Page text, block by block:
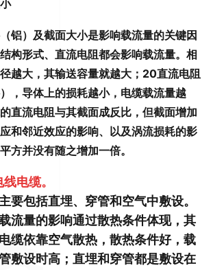
铝）及截面大小是影响载流量的关键因
构形式、直流电阻都会影响载流量。相
越大，其输送容量就越大；20直流电阻
，导体上的损耗越小，电缆载流量越
直流电阻与其截面成反比，但截面增加
和邻近效应的影响、以及涡流损耗的影
方并没有随之增加一倍。
电缆。
要包括直埋、穿管和空气中敷设。
流量的影响通过散热条件体现，其
缆依靠空气散热，散热条件好，载
敷设时高；直埋和穿管都是敷设在